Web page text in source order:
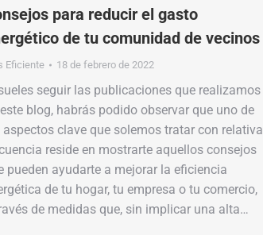
para reducir el gasto
de tu comunidad de vecinos
Eficiente 18 de febrero de 2022
seguir las publicaciones que realizamos
blog, habrás podido observar que uno de
aspectos clave que solemos tratar con relativa
reside en mostrarte aquellos consejos
pueden ayudarte a mejorar la eficiencia
de tu hogar, tu empresa o tu comercio,
de medidas que, sin implicar una alta…